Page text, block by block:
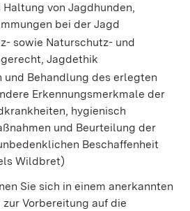
von Jagdhunden,
bei der Jagd
sowie Naturschutz- und
Jagdethik
Behandlung des erlegten
Erkennungsmerkmale der
hygienisch
und Beurteilung der
Beschaffenheit
Wildbret)
Sie sich in einem anerkannten
Vorbereitung auf die